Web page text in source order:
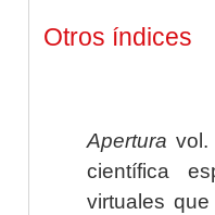
Otros índices
Apertura
científica
virtuales